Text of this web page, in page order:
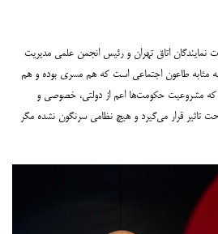
اتاق تهران و رئیس انجمن علمی مدیریت
به مثابه طاعون اجتماعی است که هم مسری بوده و هم
کرد که مشروعیت حکومت‌ها اعم از دولتی، خصوصی و
تاثیر قرار می‌گیرد و هیچ نظامی سرنگون نشده مگر